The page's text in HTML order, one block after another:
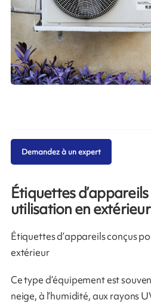
Étiquettes
utilisation en extérieur
Étiquettes d’appareils conçus
extérieur
Ce type d’équipement est
neige, à l’humidité, aux rayons
Demandez à un expert